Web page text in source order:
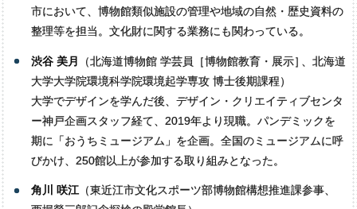
市において、博物館類似施設の管理や地域の自然・歴史資料の
整理等を担当。文化財に関する業務にも関わっている。
渋谷 美月 （北海道博物館 学芸員［博物館教育・展示］ 、北海道
大学大学院環境科学院環境起学専攻 博士後期課程）
大学でデザインを学んだ後、デザイン・クリエイティブセンタ
ー神戸企画スタッフ経て、2019年より現職。パンデミックを
期に「おうちミュージアム」を企画。全国のミュージアムに呼
びかけ、250館以上が参加する取り組みとなった。
角川 咲江 （東近江市文化スポーツ部博物館構想推進課参事、